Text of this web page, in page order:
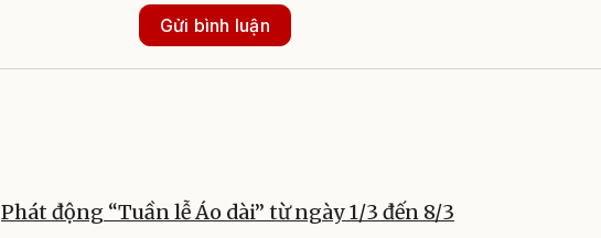
Gửi bình luận
Phát động “Tuần lễ Áo dài” từ ngày 1/3 đến 8/3